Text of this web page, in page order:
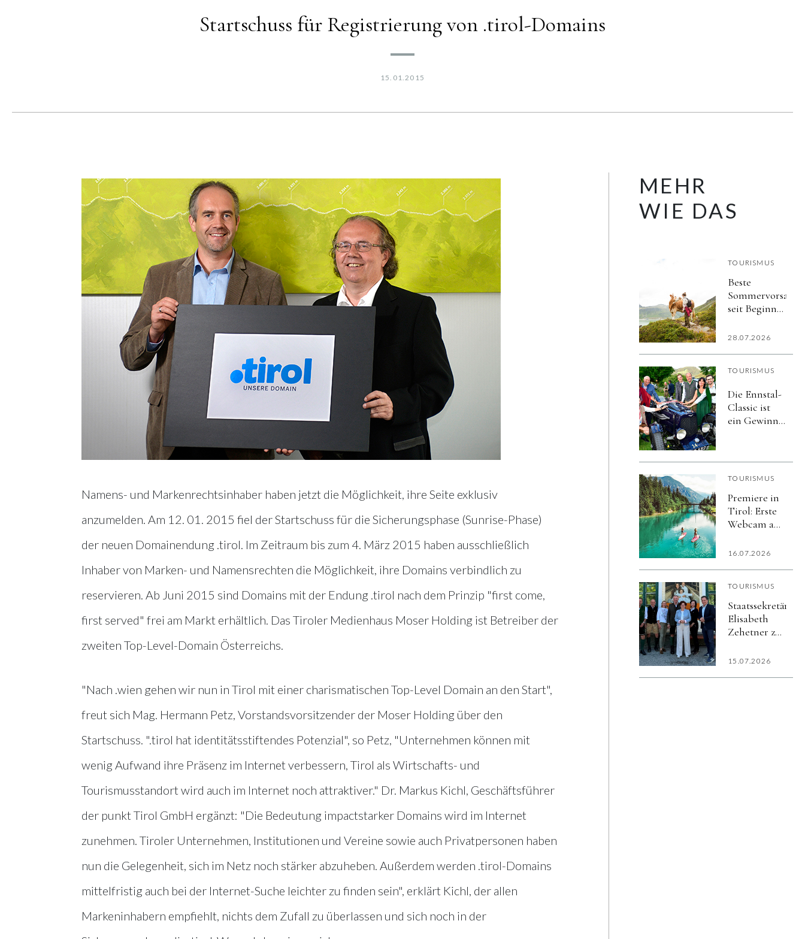
Startschuss für Registrierung von .tirol-Domains
15.01.2015
Namens- und Markenrechtsinhaber haben jetzt die Möglichkeit, ihre Seite exklusiv
anzumelden. Am 12. 01. 2015 fiel der Startschuss für die Sicherungsphase (Sunrise-Phase)
der neuen Domainendung .tirol. Im Zeitraum bis zum 4. März 2015 haben ausschließlich
Inhaber von Marken- und Namensrechten die Möglichkeit, ihre Domains verbindlich zu
reservieren. Ab Juni 2015 sind Domains mit der Endung .tirol nach dem Prinzip "first come,
first served" frei am Markt erhältlich. Das Tiroler Medienhaus Moser Holding ist Betreiber der
zweiten Top-Level-Domain Österreichs.
"Nach .wien gehen wir nun in Tirol mit einer charismatischen Top-Level Domain an den Start",
freut sich Mag. Hermann Petz, Vorstandsvorsitzender der Moser Holding über den
Startschuss. ".tirol hat identitätsstiftendes Potenzial", so Petz, "Unternehmen können mit
wenig Aufwand ihre Präsenz im Internet verbessern, Tirol als Wirtschafts- und
Tourismusstandort wird auch im Internet noch attraktiver." Dr. Markus Kichl, Geschäftsführer
der punkt Tirol GmbH ergänzt: "Die Bedeutung impactstarker Domains wird im Internet
zunehmen. Tiroler Unternehmen, Institutionen und Vereine sowie auch Privatpersonen haben
nun die Gelegenheit, sich im Netz noch stärker abzuheben. Außerdem werden .tirol-Domains
mittelfristig auch bei der Internet-Suche leichter zu finden sein", erklärt Kichl, der allen
Markeninhabern empfiehlt, nichts dem Zufall zu überlassen und sich noch in der
MEHR
WIE DAS
TOURISMUS
Beste
seit Beginn
elektronischen
28.07.2026
TOURISMUS
Die Ennstal-
Classic ist
ein Gewinn
Dachstein:
Veranstalter
verlängern
ihre
um fünf
TOURISMUS
Premiere in
Tirol: Erste
Webcam auf
fahrenden
in Echtzeit
16.07.2026
TOURISMUS
Staatssekretärin
Elisabeth
Zehetner zu
Ausseerland
15.07.2026